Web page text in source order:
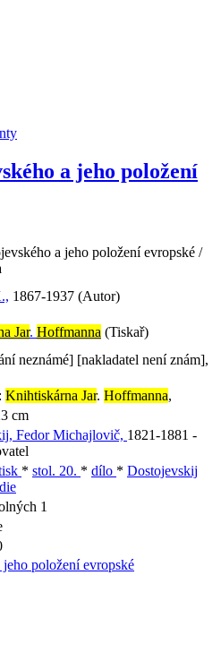
a jeho položení
a jeho položení evropské /
1867-1937 (Autor)
Jar. Hoffmanna (Tiskař)
neznámé] [nakladatel není znám],
Knihtiskárna Jar. Hoffmanna,
cm
Fedor Michajlovič, 1821-1881 -
* stol. 20. * dílo * Dostojevskij
1